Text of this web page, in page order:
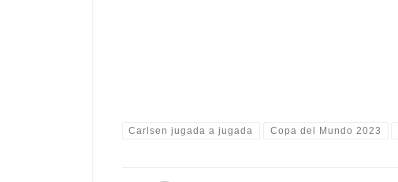
Carlsen jugada a jugada Copa del Mundo 2023